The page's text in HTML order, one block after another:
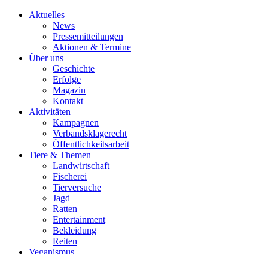
Aktuelles
News
Pressemitteilungen
Aktionen & Termine
Über uns
Geschichte
Erfolge
Magazin
Kontakt
Aktivitäten
Kampagnen
Verbandsklagerecht
Öffentlichkeitsarbeit
Tiere & Themen
Landwirtschaft
Fischerei
Tierversuche
Jagd
Ratten
Entertainment
Bekleidung
Reiten
Veganismus